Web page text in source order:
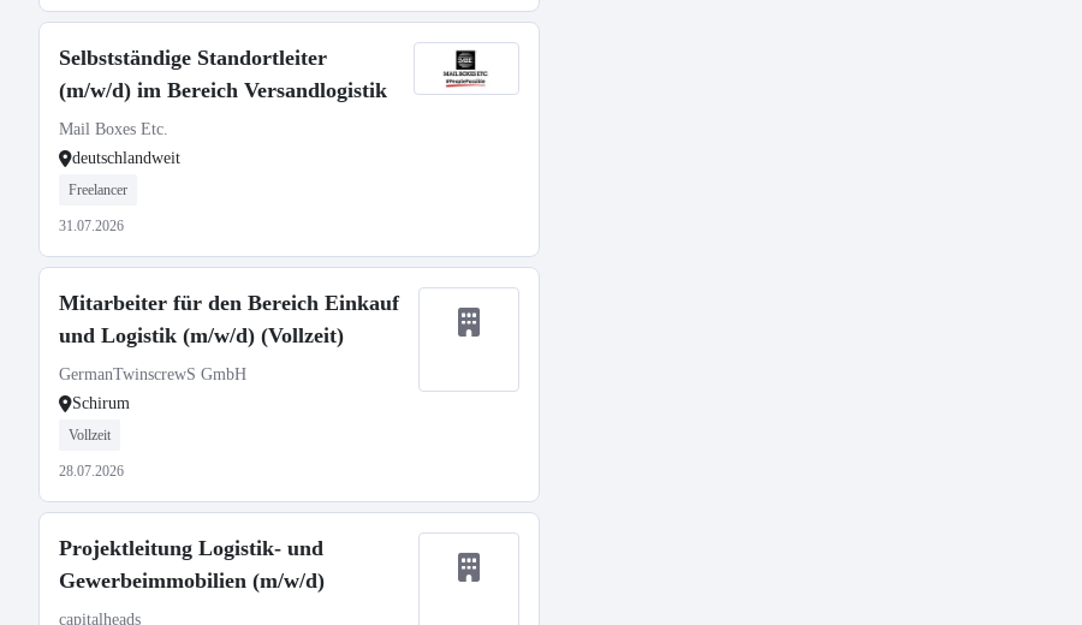
Selbstständige Standortleiter
(m/w/d) im Bereich Versandlogistik
Mail Boxes Etc.
deutschlandweit
Freelancer
31.07.2026
Mitarbeiter für den Bereich Einkauf
und Logistik (m/w/d) (Vollzeit)
GermanTwinscrewS GmbH
Schirum
Vollzeit
28.07.2026
Projektleitung Logistik- und
Gewerbeimmobilien (m/w/d)
capitalheads